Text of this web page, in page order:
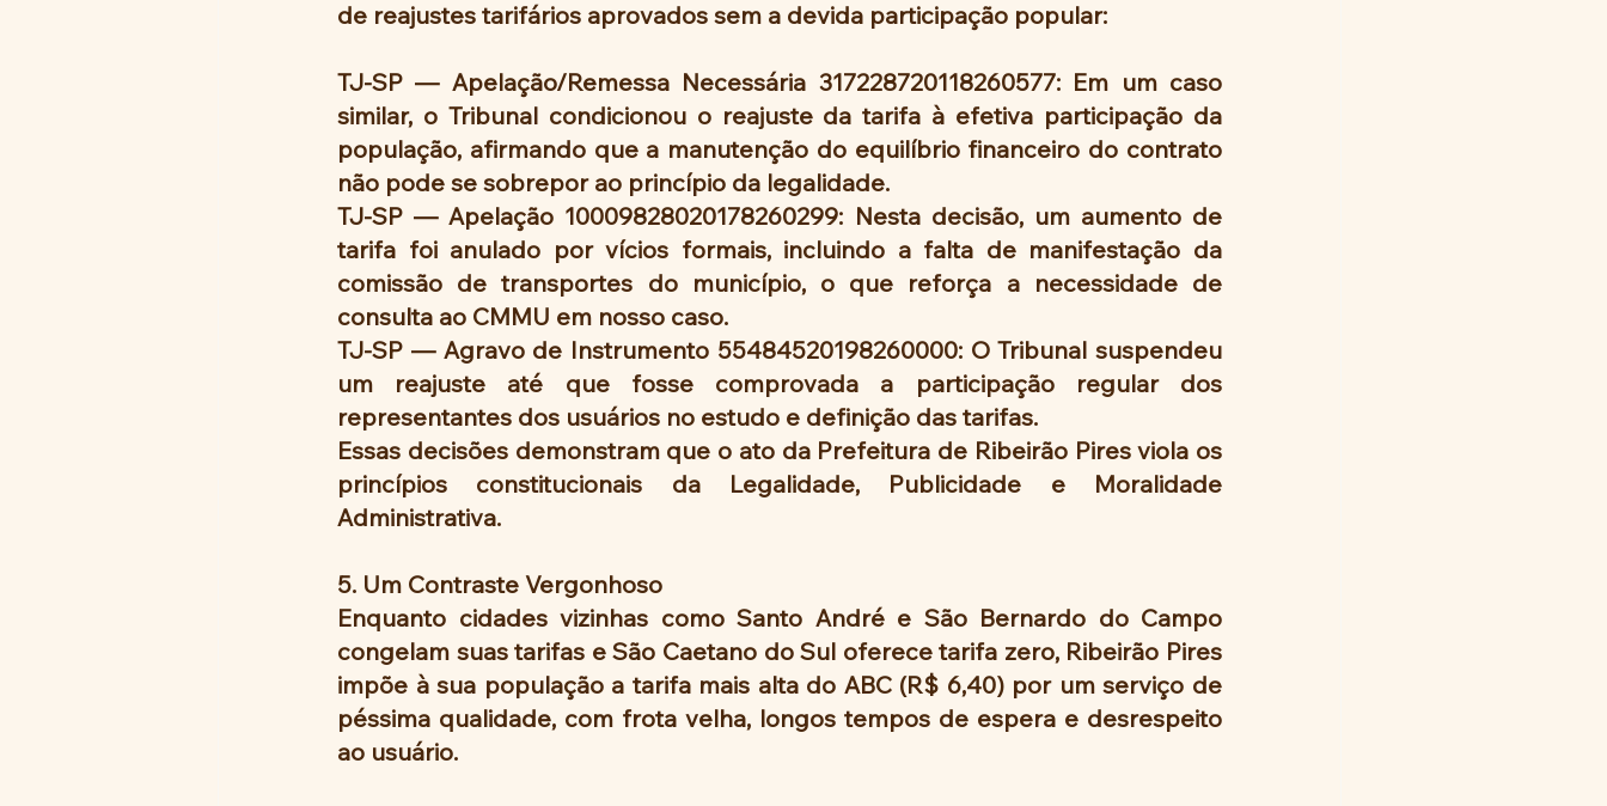
de reajustes tarifários aprovados sem a devida participação popular:
TJ-SP — Apelação/Remessa Necessária 317228720118260577: Em um caso
similar, o Tribunal condicionou o reajuste da tarifa à efetiva participação da
população, afirmando que a manutenção do equilíbrio financeiro do contrato
não pode se sobrepor ao princípio da legalidade.
TJ-SP — Apelação 10009828020178260299: Nesta decisão, um aumento de
tarifa foi anulado por vícios formais, incluindo a falta de manifestação da
comissão de transportes do município, o que reforça a necessidade de
consulta ao CMMU em nosso caso.
TJ-SP — Agravo de Instrumento 55484520198260000: O Tribunal suspendeu
um reajuste até que fosse comprovada a participação regular dos
representantes dos usuários no estudo e definição das tarifas.
Essas decisões demonstram que o ato da Prefeitura de Ribeirão Pires viola os
princípios constitucionais da Legalidade, Publicidade e Moralidade
Administrativa.
5. Um Contraste Vergonhoso
Enquanto cidades vizinhas como Santo André e São Bernardo do Campo
congelam suas tarifas e São Caetano do Sul oferece tarifa zero, Ribeirão Pires
impõe à sua população a tarifa mais alta do ABC (R$ 6,40) por um serviço de
péssima qualidade, com frota velha, longos tempos de espera e desrespeito
ao usuário.